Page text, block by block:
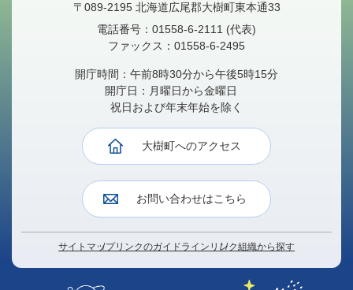
〒089-2195 北海道広尾郡大樹町東本通33
電話番号： 01558-6-2111 (代表)
ファックス： 01558-6-2495
開庁時間：午前8時30分から午後5時15分
開庁日：月曜日から金曜日
祝日および年末年始を除く
大樹町へのアクセス
お問い合わせはこちら
サイトマップリンクのガイドライン リンク組織から探す